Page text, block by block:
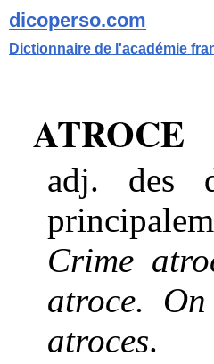
dicoperso.com
Dictionnaire de l'académie
ATROCE
adj. des
Crime
atroce.
atroces.